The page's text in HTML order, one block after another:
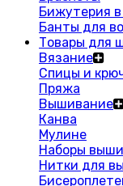
Бижутерия
Банты для
Товары для
Вязание
Спицы и
Пряжа
Вышивание
Канва
Мулине
Наборы
Нитки для